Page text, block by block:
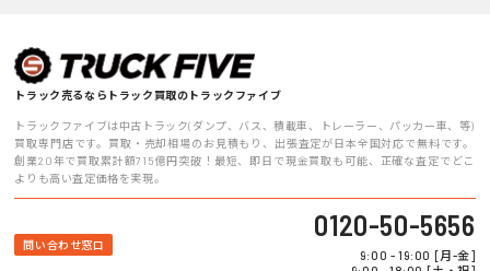
トラック売るならトラック買取のトラックファイブ
トラックファイブは中古トラック(ダンプ、バス、積載車、トレーラー、パッカー車、等)
買取専門店です。買取・売却相場のお見積もり、出張査定が日本全国対応で無料です。
創業20年で買取累計額715億円突破！最短、即日で現金買取も可能、正確な査定でどこ
よりも高い査定価格を実現。
問い合わせ窓口
0120-50-5656
9:00 - 19:00 [月-金]